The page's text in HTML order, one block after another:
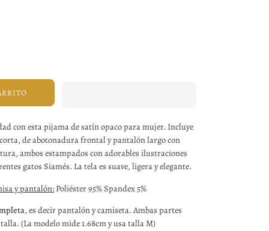
con esta pijama de satín opaco para mujer. Incluye
de abotonadura frontal y pantalón largo con
ambos estampados con adorables ilustraciones
gatos Siamés. La tela es suave, ligera y elegante.
y pantalón: Poliéster 95% Spandex 5%
, es decir pantalón y camiseta. Ambas partes
(La modelo mide 1.68cm y usa talla M)